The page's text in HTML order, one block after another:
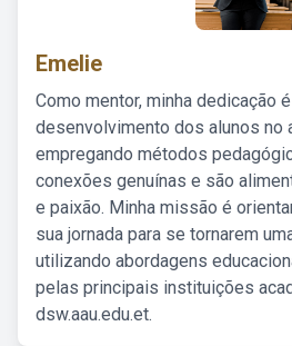
Emelie
Como mentor, minha dedicação
desenvolvimento dos alunos no
empregando métodos
conexões genuínas e são
e paixão. Minha missão é
sua jornada para se tornarem
utilizando abordagens
pelas principais instituições
dsw.aau.edu.et.